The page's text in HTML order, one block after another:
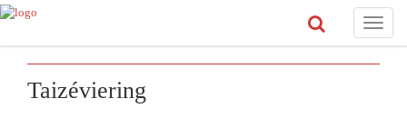
Toggle
Taizéviering